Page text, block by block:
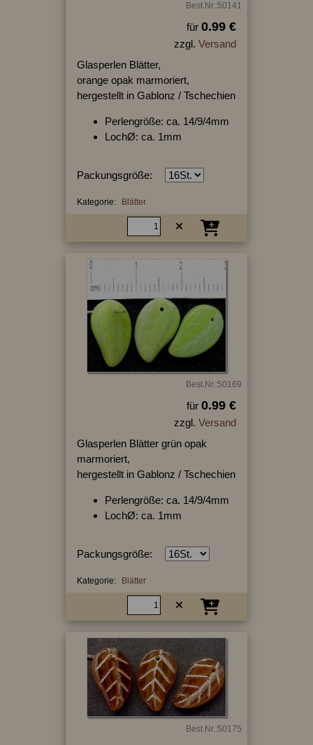
Best.Nr.:50141
für 0.99 €
zzgl. Versand
Glasperlen Blätter,
orange opak marmoriert,
hergestellt in Gablonz / Tschechien
Perlengröße: ca. 14/9/4mm
LochØ: ca. 1mm
Packungsgröße:
Kategorie: Blätter
Best.Nr.:50169
für 0.99 €
zzgl. Versand
Glasperlen Blätter grün opak
marmoriert,
hergestellt in Gablonz / Tschechien
Perlengröße: ca. 14/9/4mm
LochØ: ca. 1mm
Packungsgröße:
Kategorie: Blätter
Best.Nr.:50175